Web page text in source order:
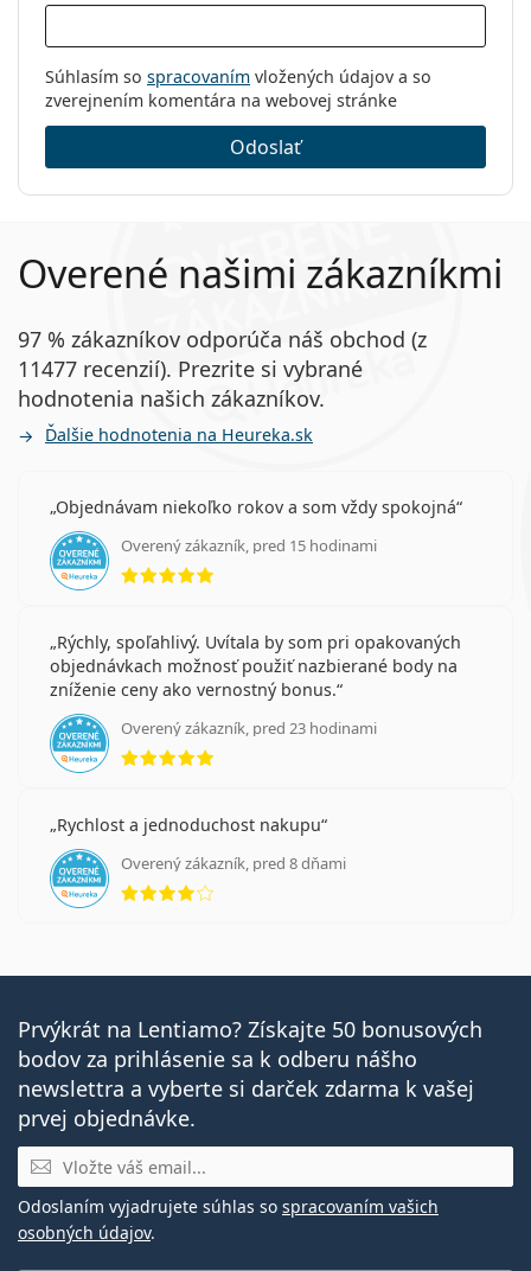
Súhlasím so spracovaním vložených údajov a so
zverejnením komentára na webovej stránke
Odoslať
Overené našimi zákazníkmi
97 % zákazníkov odporúča náš obchod (z
11477 recenzií). Prezrite si vybrané
hodnotenia našich zákazníkov.
Ďalšie hodnotenia na Heureka.sk
Objednávam niekoľko rokov a som vždy spokojná
Overený zákazník, pred 15 hodinami
hodnotenie 5 z 5
Rýchly, spoľahlivý. Uvítala by som pri opakovaných
objednávkach možnosť použiť nazbierané body na
zníženie ceny ako vernostný bonus.
Overený zákazník, pred 23 hodinami
hodnotenie 5 z 5
Rychlost a jednoduchost nakupu
Overený zákazník, pred 8 dňami
hodnotenie 4 z 5
Prvýkrát na Lentiamo? Získajte 50 bonusových
bodov za prihlásenie sa k odberu nášho
newslettra a vyberte si darček zdarma k vašej
prvej objednávke.
E-mail
Odoslaním vyjadrujete súhlas so spracovaním vašich
osobných údajov.